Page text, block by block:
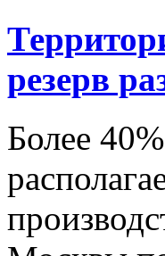
резерв
Более